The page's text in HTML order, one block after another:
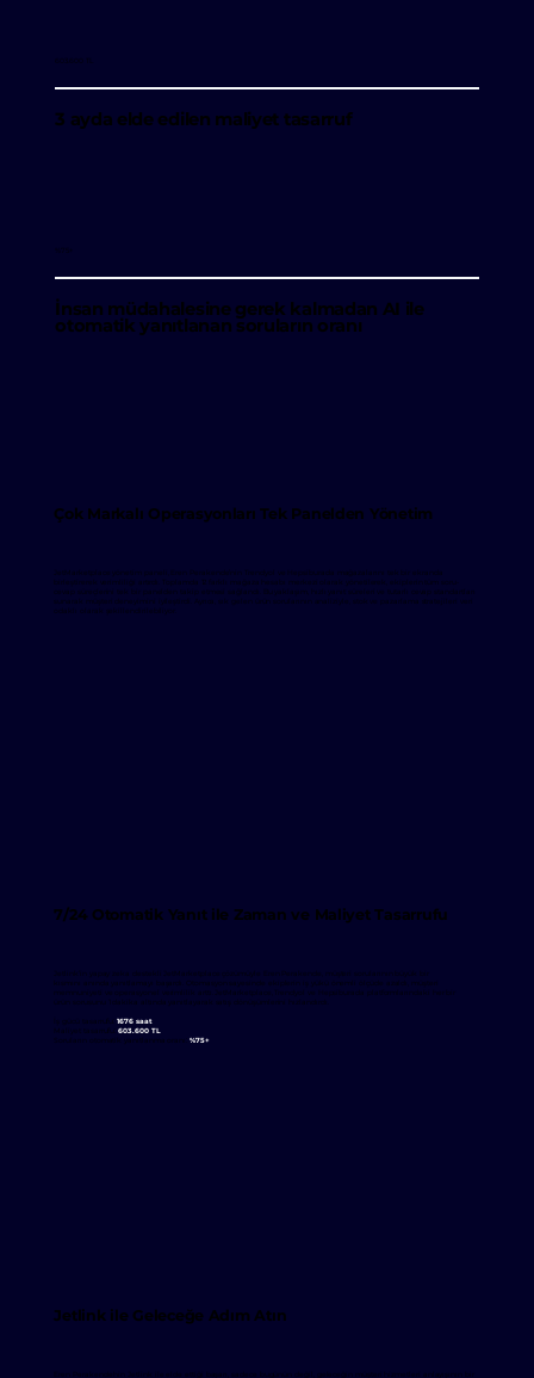
3 ayda elde edilen maliyet tasarruf
İnsan müdahalesine gerek kalmadan AI ile
otomatik yanıtlanan soruların oranı
Çok Markalı Operasyonları Tek Panelden Yönetim
JetMarketplace yönetim paneli, Eren Perakende’nin Trendyol ve Hepsiburada mağazalarını tek bir ekranda
birleştirerek verimliliği artırdı. Toplamda 12 farklı mağaza hesabı merkezi olarak yönetilerek, ekiplerin tüm soru-
sunarak müşteri deneyimini iyileştirdi. Ayrıca, sık gelen ürün sorularının analiziyle, stok ve pazarlama stratejileri veri
odaklı olarak şekillendirilebiliyor.
Jetlink’in yapay zeka destekli JetMarketplace çözümüyle Eren Perakende, müşteri sorularının büyük bir
kısmını anında yanıtlamayı başardı. Otomasyon sayesinde ekiplerin iş yükü önemli ölçüde azaldı, müşteri
memnuniyeti ve operasyonel verimlilik arttı. JetMarketplace, Trendyol ve Hepsiburada platformlarındaki her bir
İş gücü tasarrufu:1676 saat
Maliyet tasarrufu:603.600 TL
Soruların otomatik yanıtlanma oranı:%75+
7/24 Otomatik Yanıt ile Zaman ve Maliyet Tasarrufu
Jetlink ile Geleceğe Adım Atın
Eren Perakende’nin Jetlink ile elde ettiği başarı, sadece bugünün değil, geleceğin müşteri hizmetleri anlayışının bir